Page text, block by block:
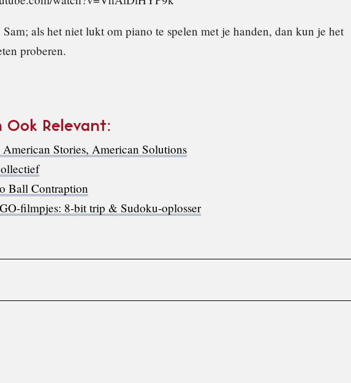
Sam; als het niet lukt om piano te spelen met je handen, dan kun je het
proberen.
Ook Relevant:
Stories, American Solutions
Ball Contraption
filmpjes: 8-bit trip & Sudoku-oplosser